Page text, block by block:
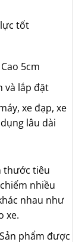
tốt
5cm
và lắp đặt
xe đạp, xe
lâu dài
thước tiêu
nhiều
nhau như
xe.
phẩm được